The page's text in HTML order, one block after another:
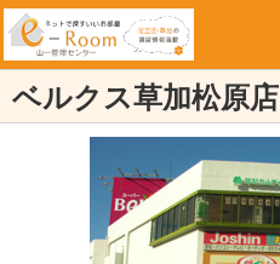
ベルクス草加松原店